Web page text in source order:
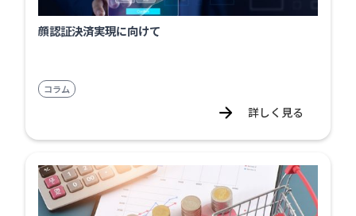
顔認証決済実現に向けて
コラム
詳しく見る